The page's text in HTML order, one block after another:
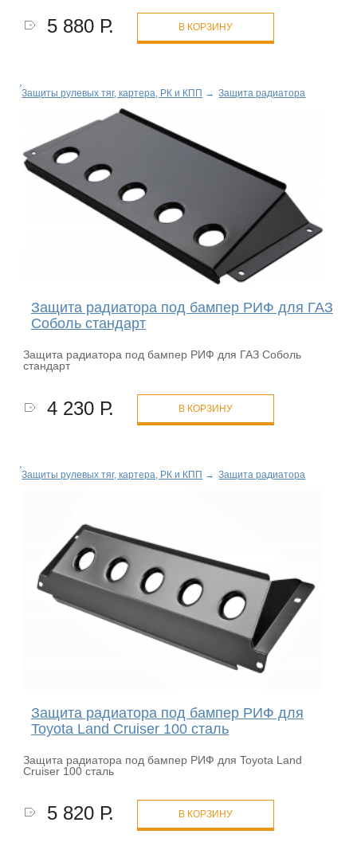
5 880 Р. В КОРЗИНУ
Защиты рулевых тяг, картера, РК и КПП → Защита радиатора
Защита радиатора под бампер РИФ для ГАЗ
Соболь стандарт
Защита радиатора под бампер РИФ для ГАЗ Соболь
стандарт
4 230 Р. В КОРЗИНУ
Защиты рулевых тяг, картера, РК и КПП → Защита радиатора
Защита радиатора под бампер РИФ для
Toyota Land Cruiser 100 сталь
Защита радиатора под бампер РИФ для Toyota Land
Cruiser 100 сталь
5 820 Р. В КОРЗИНУ